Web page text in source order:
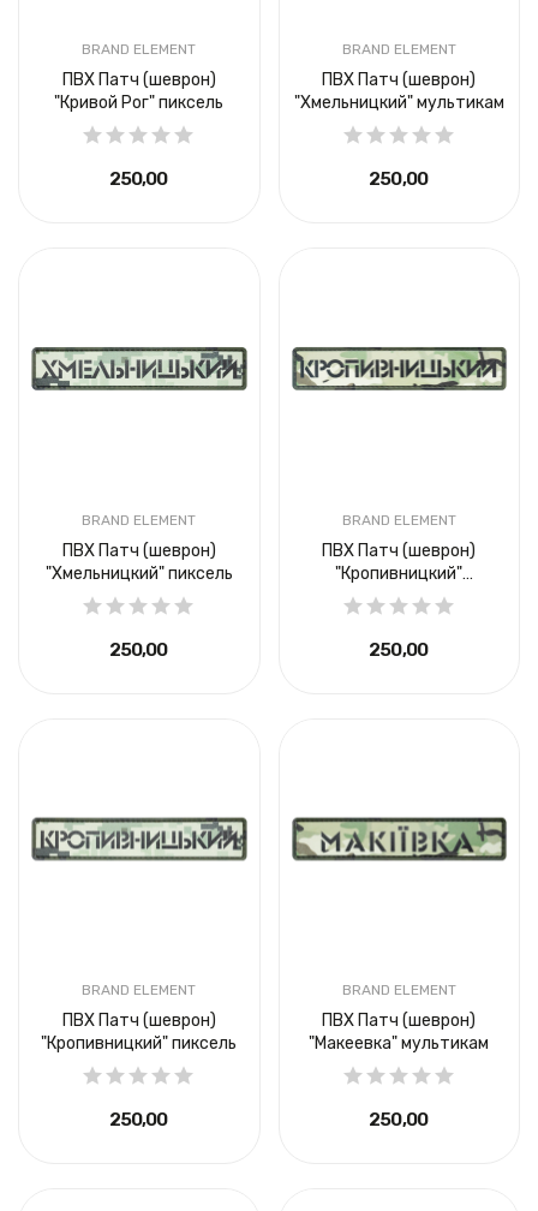
BRAND ELEMENT
ПВХ Патч (шеврон)
"Кривой Рог" пиксель
250,00 ₴
BRAND ELEMENT
ПВХ Патч (шеврон)
"Хмельницкий" мультикам
250,00 ₴
BRAND ELEMENT
ПВХ Патч (шеврон)
"Хмельницкий" пиксель
250,00 ₴
BRAND ELEMENT
ПВХ Патч (шеврон)
"Кропивницкий"
мультикам
250,00 ₴
BRAND ELEMENT
ПВХ Патч (шеврон)
"Кропивницкий" пиксель
250,00 ₴
BRAND ELEMENT
ПВХ Патч (шеврон)
"Макеевка" мультикам
250,00 ₴